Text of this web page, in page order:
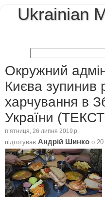
Ukrainian
Окружний
Києва
харчування в
України
пʼятниця, 26 липня 2019 р.
підготував Андрій Шинко о